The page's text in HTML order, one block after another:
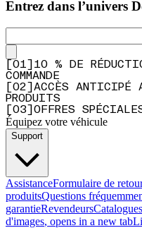
Entrez dans l’univers
01
10 % DE
COMMANDE
02
ACCÈS ANTICIPÉ
PRODUITS
03 OFFRES
Équipez votre véhicule
Support
AssistanceFormulaire de
produitsQuestions
garantieRevendeursCatalogues
d'images, opens in a new tab